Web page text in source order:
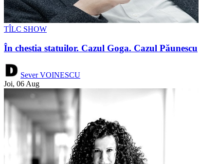
TÎLC SHOW
În chestia statuilor. Cazul Goga. Cazul Păunescu
Sever VOINESCU
Joi, 06 Aug